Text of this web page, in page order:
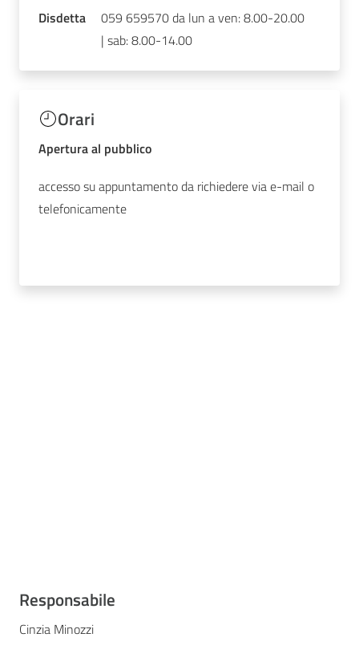
Disdetta
059 659570 da lun a ven: 8.00-20.00
| sab: 8.00-14.00
Orari
Apertura al pubblico
accesso su appuntamento da richiedere via e-mail o
telefonicamente
Responsabile
Cinzia Minozzi